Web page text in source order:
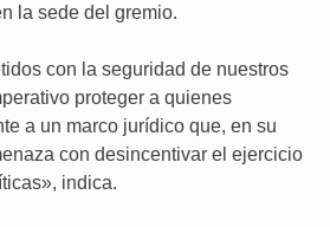
la sede del gremio.
con la seguridad de nuestros
proteger a quienes
a un marco jurídico que, en su
con desincentivar el ejercicio
indica.